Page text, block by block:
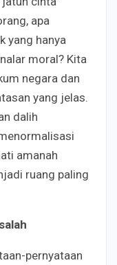
apa
yang hanya
moral? Kita
negara dan
yang jelas.
dalih
amanah
ruang paling
pernyataan